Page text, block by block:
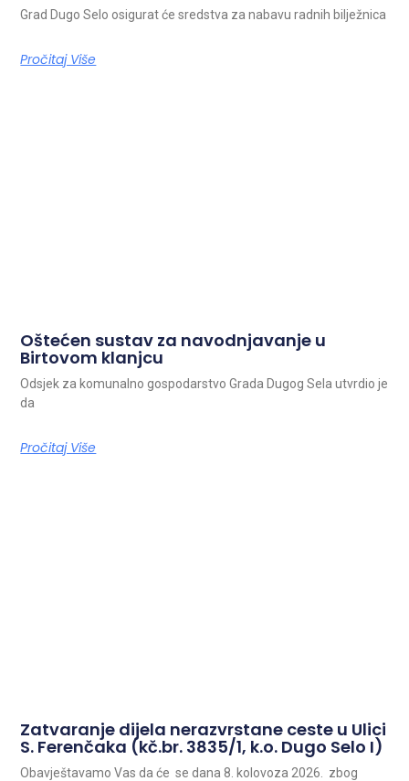
Grad Dugo Selo osigurat će sredstva za nabavu radnih bilježnica
Pročitaj Više
Oštećen sustav za navodnjavanje u
Birtovom klanjcu
Odsjek za komunalno gospodarstvo Grada Dugog Sela utvrdio je
da
Pročitaj Više
Zatvaranje dijela nerazvrstane ceste u Ulici
S. Ferenčaka (kč.br. 3835/1, k.o. Dugo Selo I)
Obavještavamo Vas da će se dana 8. kolovoza 2026. zbog